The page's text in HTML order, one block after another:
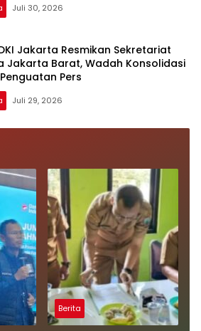
Juli 30, 2026
Jakarta Resmikan Sekretariat
Jakarta Barat, Wadah Konsolidasi
Pers
Juli 29, 2026
Berita